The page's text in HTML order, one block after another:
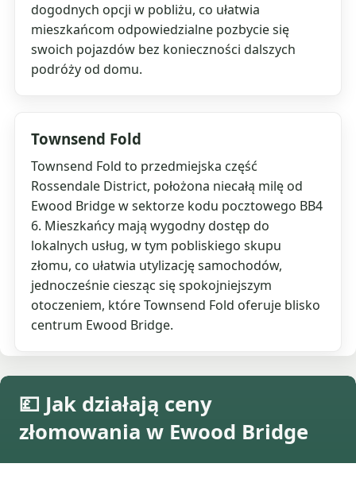
dogodnych opcji w pobliżu, co ułatwia
mieszkańcom odpowiedzialne pozbycie się
swoich pojazdów bez konieczności dalszych
podróży od domu.
Townsend Fold
Townsend Fold to przedmiejska część
Rossendale District, położona niecałą milę od
Ewood Bridge w sektorze kodu pocztowego BB4
6. Mieszkańcy mają wygodny dostęp do
lokalnych usług, w tym pobliskiego skupu
złomu, co ułatwia utylizację samochodów,
jednocześnie ciesząc się spokojniejszym
otoczeniem, które Townsend Fold oferuje blisko
centrum Ewood Bridge.
💷 Jak działają ceny
złomowania w Ewood Bridge